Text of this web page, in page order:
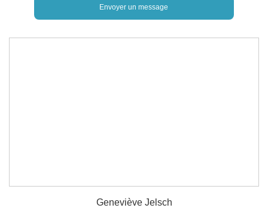
Envoyer un message
Geneviève Jelsch